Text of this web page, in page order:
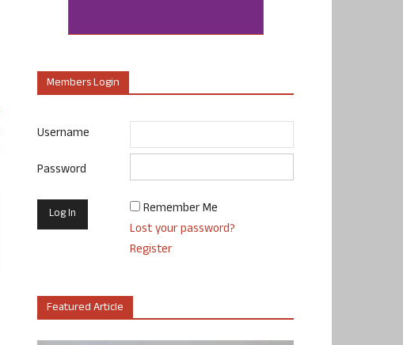
Members Login
Username
Password
Remember Me
Lost your password?
Register
Featured Article